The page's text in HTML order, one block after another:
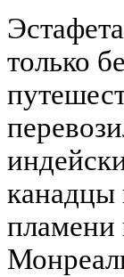
только
канадцы
пламени